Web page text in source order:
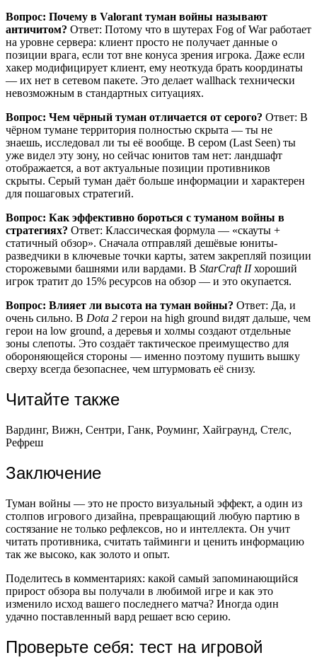
Вопрос: Почему в Valorant туман войны называют
античитом? Ответ: Потому что в шутерах Fog of War работает
на уровне сервера: клиент просто не получает данные о
позиции врага, если тот вне конуса зрения игрока. Даже если
хакер модифицирует клиент, ему неоткуда брать координаты
— их нет в сетевом пакете. Это делает wallhack технически
невозможным в стандартных ситуациях.
Вопрос: Чем чёрный туман отличается от серого? Ответ: В
чёрном тумане территория полностью скрыта — ты не
знаешь, исследовал ли ты её вообще. В сером (Last Seen) ты
уже видел эту зону, но сейчас юнитов там нет: ландшафт
отображается, а вот актуальные позиции противников
скрыты. Серый туман даёт больше информации и характерен
для пошаговых стратегий.
Вопрос: Как эффективно бороться с туманом войны в
стратегиях? Ответ: Классическая формула — «скауты +
статичный обзор». Сначала отправляй дешёвые юниты-
разведчики в ключевые точки карты, затем закрепляй позиции
сторожевыми башнями или вардами. В StarCraft IIхороший
игрок тратит до 15% ресурсов на обзор — и это окупается.
Вопрос: Влияет ли высота на туман войны? Ответ: Да, и
очень сильно. В Dota 2 герои на high ground видят дальше, чем
герои на low ground, а деревья и холмы создают отдельные
зоны слепоты. Это создаёт тактическое преимущество для
обороняющейся стороны — именно поэтому пушить вышку
сверху всегда безопаснее, чем штурмовать её снизу.
Читайте также
Вардинг, Вижн, Сентри, Ганк, Роуминг, Хайграунд, Стелс,
Рефреш
Заключение
Туман войны — это не просто визуальный эффект, а один из
столпов игрового дизайна, превращающий любую партию в
состязание не только рефлексов, но и интеллекта. Он учит
читать противника, считать тайминги и ценить информацию
так же высоко, как золото и опыт.
Поделитесь в комментариях: какой самый запоминающийся
прирост обзора вы получали в любимой игре и как это
изменило исход вашего последнего матча? Иногда один
удачно поставленный вард решает всю серию.
Проверьте себя: тест на игровой